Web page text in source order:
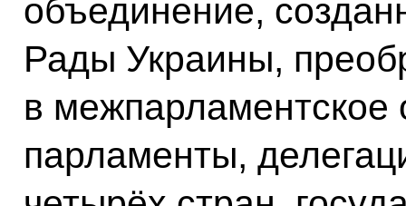
объединение,
Рады Украины,
в межпарламентское
парламенты,